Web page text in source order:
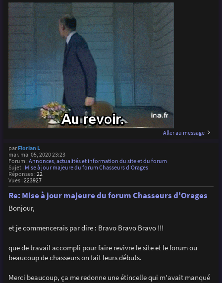
Aller au message
par Florian L
mar. mai 05, 2020 23:23
Forum : Annonces, actualités et information du site et du forum
Sujet : Mise à jour majeure du forum Chasseurs d'Orages
Réponses : 22
Vues : 223927
Re: Mise à jour majeure du forum Chasseurs d'Orages
Bonjour,
et je commencerais par dire : Bravo Bravo Bravo !!!
que de travail accompli pour faire revivre le site et le forum ou
beaucoup de chasseurs on fait leurs débuts.
Merci beaucoup, ça me redonne une étincelle qui m'avait manqué